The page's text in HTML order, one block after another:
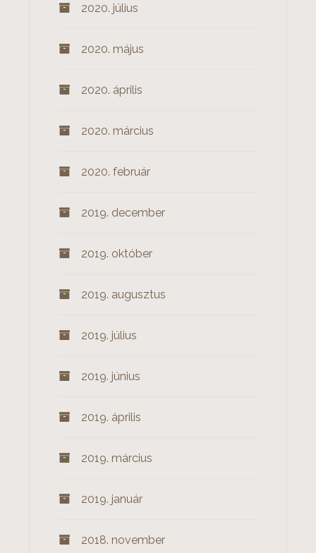
2020. július
2020. május
2020. április
2020. március
2020. február
2019. december
2019. október
2019. augusztus
2019. július
2019. június
2019. április
2019. március
2019. január
2018. november